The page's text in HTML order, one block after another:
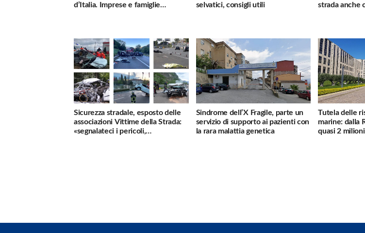
d’Italia. Imprese e famiglie
selvatici, consigli utili
strada anche
Sicurezza stradale, esposto delle
associazioni Vittime della Strada:
«segnalateci i pericoli,
Sindrome dell’X Fragile, parte un
servizio di supporto ai pazienti con
la rara malattia genetica
Tutela delle
marine: dalla
quasi 2